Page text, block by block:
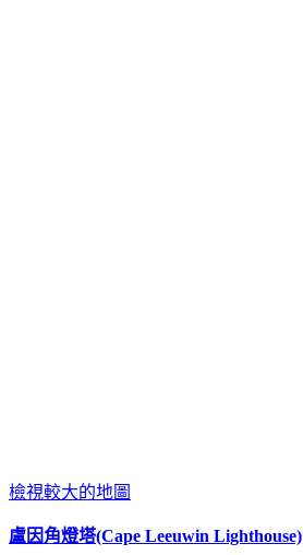
檢視較大的地圖
盧因角燈塔(Cape Leeuwin Lighthouse)